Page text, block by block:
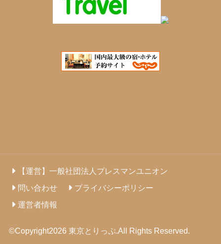
【運営】一般社団法人プレスマンユニオン
問い合わせ
プライバシーポリシー
運営者情報
©Copyright2026 東京とりっぷ.All Rights Reserved.